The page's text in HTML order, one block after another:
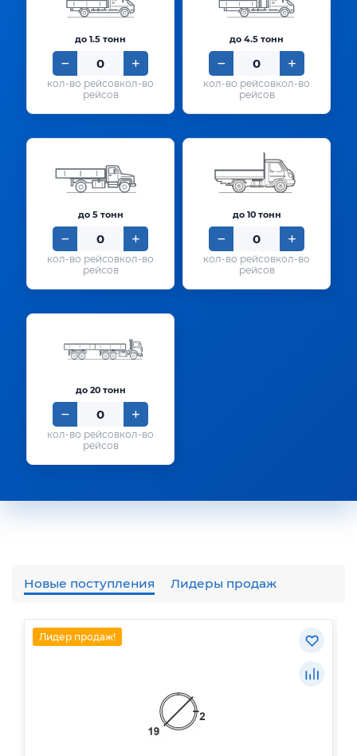
до 1.5 тонн
кол-во
рейсов
до 4.5 тонн
кол-во
рейсов
до 5 тонн
кол-во
рейсов
до 10 тонн
кол-во
рейсов
до 20 тонн
кол-во
рейсов
Новые поступления Лидеры продаж
Лидер продаж!